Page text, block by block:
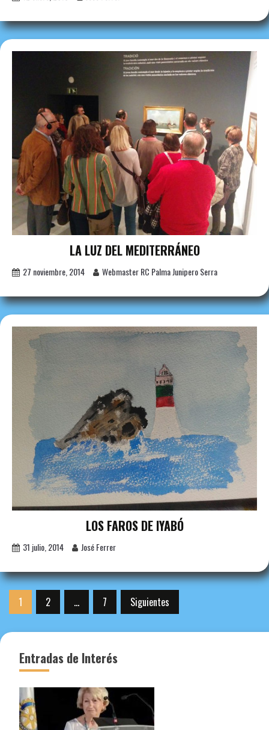
LA LUZ DEL MEDITERRÁNEO
27 noviembre, 2014 Webmaster RC Palma Junipero Serra
LOS FAROS DE IYABÓ
31 julio, 2014 José Ferrer
Paginación
1 2 … 7 Siguientes
Entradas de Interés